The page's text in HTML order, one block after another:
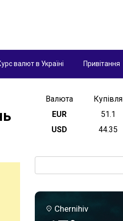
валют в Україні Привітання
Валюта Купівля
EUR
51.1
USD
44.35
Chernihiv